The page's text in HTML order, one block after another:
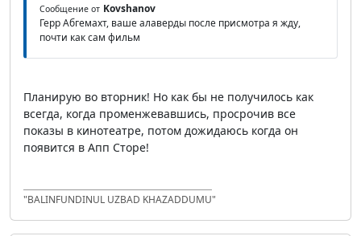
Сообщение от Kovshanov
Герр Абгемахт, ваше алаверды после присмотра я жду,
почти как сам фильм
Планирую во вторник! Но как бы не получилось как
всегда, когда променжевавшись, просрочив все
показы в кинотеатре, потом дожидаюсь когда он
появится в Апп Сторе!
"BALINFUNDINUL UZBAD KHAZADDUMU"